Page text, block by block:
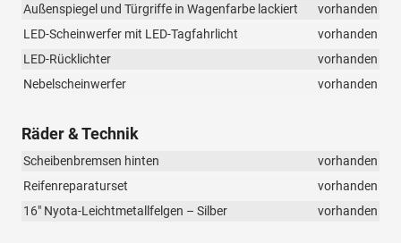
Außenspiegel und Türgriffe in Wagenfarbe lackiert
vorhanden
LED-Scheinwerfer mit LED-Tagfahrlicht
vorhanden
LED-Rücklichter
vorhanden
Nebelscheinwerfer
vorhanden
Räder & Technik
Scheibenbremsen hinten
vorhanden
Reifenreparaturset
vorhanden
16" Nyota-Leichtmetallfelgen – Silber
vorhanden